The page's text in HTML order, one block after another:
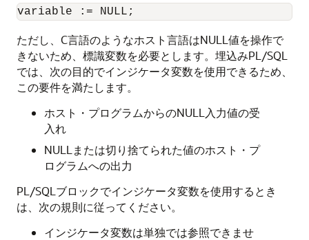
ただし、C言語のようなホスト言語はNULL値を操作で
きないため、標識変数を必要とします。埋込みPL/SQL
では、次の目的でインジケータ変数を使用できるため、
この要件を満たします。
ホスト・プログラムからのNULL入力値の受
入れ
NULLまたは切り捨てられた値のホスト・プ
ログラムへの出力
PL/SQLブロックでインジケータ変数を使用するとき
は、次の規則に従ってください。
インジケータ変数は単独では参照できませ